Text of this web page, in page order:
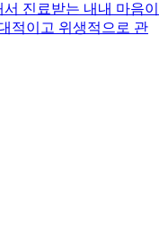
진료받는 내내 마음이
적이고 위생적으로 관